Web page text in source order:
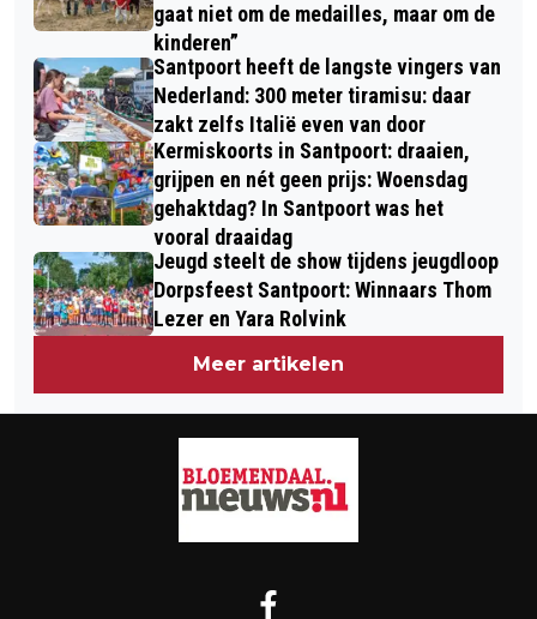
gaat niet om de medailles, maar om de
kinderen”
Santpoort heeft de langste vingers van
Nederland: 300 meter tiramisu: daar
zakt zelfs Italië even van door
Kermiskoorts in Santpoort: draaien,
grijpen en nét geen prijs: Woensdag
gehaktdag? In Santpoort was het
vooral draaidag
Jeugd steelt de show tijdens jeugdloop
Dorpsfeest Santpoort: Winnaars Thom
Lezer en Yara Rolvink
Meer artikelen